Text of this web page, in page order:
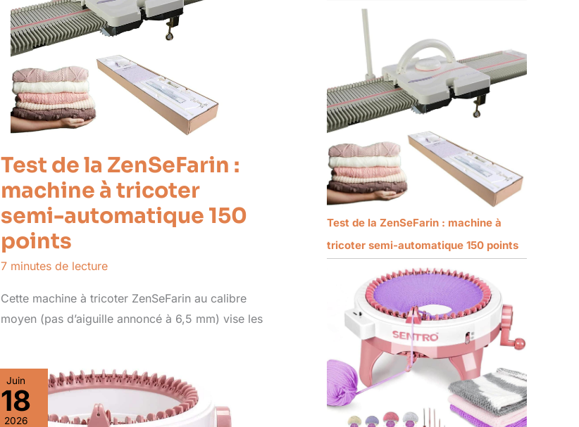
Test de la ZenSeFarin :
machine à tricoter
semi-automatique 150
points
7 minutes de lecture
Cette machine à tricoter ZenSeFarin au calibre
moyen (pas d’aiguille annoncé à 6,5 mm) vise les
Juin
18
2026
Test de la ZenSeFarin : machine à
tricoter semi-automatique 150 points